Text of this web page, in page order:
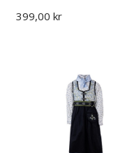
399,00 kr